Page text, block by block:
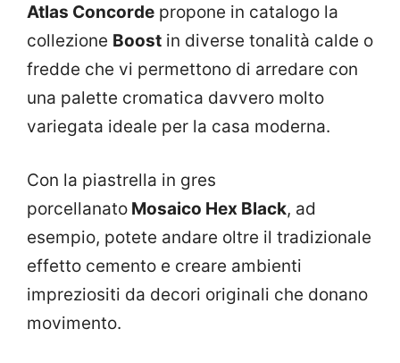
Atlas Concorde propone in catalogo la
collezione Boost in diverse tonalità calde o
fredde che vi permettono di arredare con
una palette cromatica davvero molto
variegata ideale per la casa moderna.
Con la piastrella in gres
porcellanato Mosaico Hex Black, ad
esempio, potete andare oltre il tradizionale
effetto cemento e creare ambienti
impreziositi da decori originali che donano
movimento.